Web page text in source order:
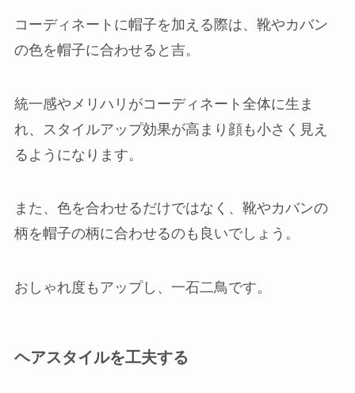
コーディネートに帽子を加える際は、靴やカバン
の色を帽子に合わせると吉。
統一感やメリハリがコーディネート全体に生ま
れ、スタイルアップ効果が高まり顔も小さく見え
るようになります。
また、色を合わせるだけではなく、靴やカバンの
柄を帽子の柄に合わせるのも良いでしょう。
おしゃれ度もアップし、一石二鳥です。
ヘアスタイルを工夫する